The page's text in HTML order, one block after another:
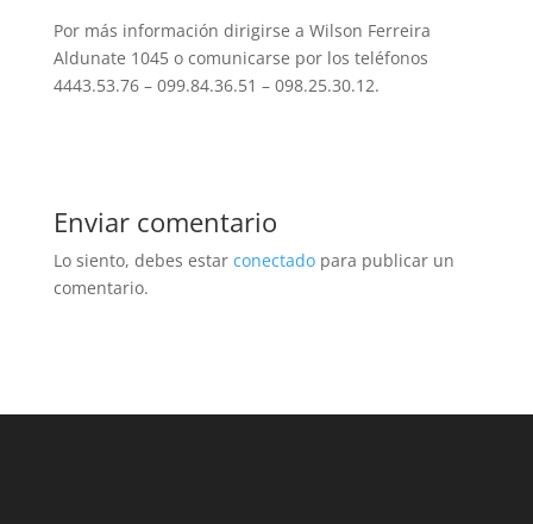
Por más información dirigirse a Wilson Ferreira
Aldunate 1045 o comunicarse por los teléfonos
4443.53.76 – 099.84.36.51 – 098.25.30.12.
Enviar comentario
Lo siento, debes estar conectadopara publicar un
comentario.